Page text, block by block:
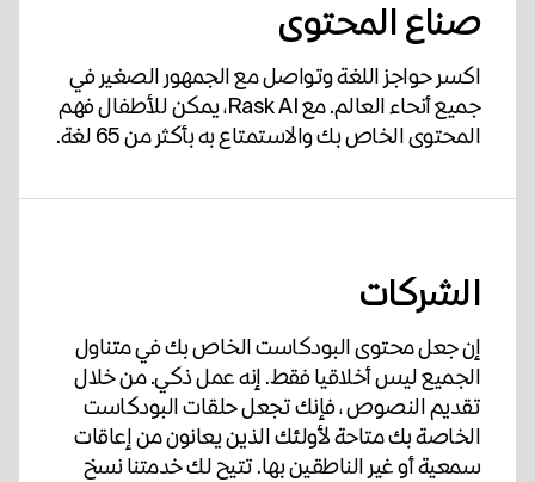
صناع المحتوى
اكسر حواجز اللغة وتواصل مع الجمهور الصغير في
جميع أنحاء العالم. مع Rask AI، يمكن للأطفال فهم
المحتوى الخاص بك والاستمتاع به بأكثر من 65 لغة.
الشركات
إن جعل محتوى البودكاست الخاص بك في متناول
الجميع ليس أخلاقيا فقط. إنه عمل ذكي. من خلال
تقديم النصوص ، فإنك تجعل حلقات البودكاست
الخاصة بك متاحة لأولئك الذين يعانون من إعاقات
سمعية أو غير الناطقين بها. تتيح لك خدمتنا نسخ